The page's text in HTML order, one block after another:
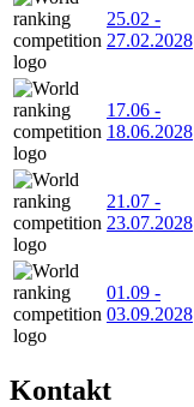
25.02 -
27.02.2028
17.06 -
18.06.2028
21.07 -
23.07.2028
01.09 -
03.09.2028
Kontakt